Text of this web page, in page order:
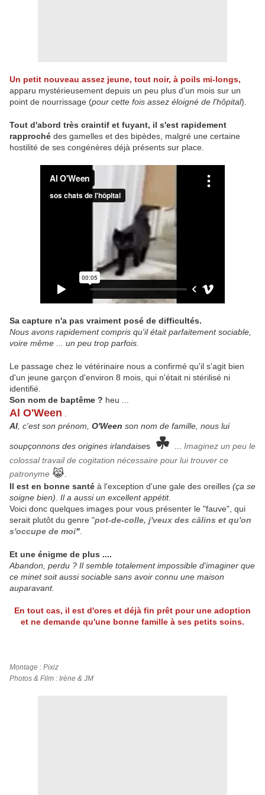
Un petit nouveau assez jeune, tout noir, à poils mi-longs,
apparu mystérieusement depuis un peu plus d'un mois sur un
point de nourrissage (pour cette fois assez éloigné de l'hôpital).
Tout d'abord très craintif et fuyant, il s'est rapidement
rapproché des gamelles et des bipèdes, malgré une certaine
hostilité de ses congénères déjà présents sur place.
Sa capture n'a pas vraiment posé de difficultés.
Nous avons rapidement compris qu'il était parfaitement sociable,
voire même ... un peu trop parfois.
Le passage chez le vétérinaire nous a confirmé qu'il s'agit bien
d'un jeune garçon d'environ 8 mois, qui n'était ni stérilisé ni
identifié.
Son nom de baptême ? heu ...
Al O'Ween
Al , c'est son prénom, O'Ween son nom de famille, nous lui
soupçonnons des origines irlandaises ☘
Imaginez un peu le
colossal travail de cogitation nécessaire pour lui trouver ce
patronyme 😹
Il est en bonne santé à l'exception d'une gale des oreilles (ça se
soigne bien) Il a aussi un excellent appétit.
Voici donc quelques images pour vous présenter le "fauve", qui
serait plutôt du genre "pot-de-colle, j'veux des câlins et qu'on
s'occupe de moi"
Et une énigme de plus ....
Abandon, perdu ? Il semble totalement impossible d'imaginer que
ce minet soit aussi sociable sans avoir connu une maison
auparavant.
En tout cas, il est d'ores et déjà fin prêt pour une adoption
et ne demande qu'une bonne famille à ses petits soins.
Montage : Pixiz
Photos & Film : Irène & JM